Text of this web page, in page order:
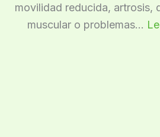
movilidad reducida, artrosis,
muscular o problemas…